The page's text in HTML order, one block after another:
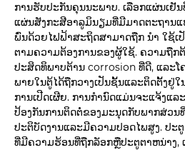
ການຮັບປະກັນຄຸນນະພາບ. ເລືອກແຜ່ນເ
ແຜ່ນສັງກະສີອາລູມິນຽມທີ່ມີມາດຕະຖານແ
ພົ່ນດ້ວຍໄຟຟ້າສະຖິດສາມາດຖືກ ນຳ ໃຊ້ເ
ຕາມຄວາມຕ້ອງການຂອງຜູ້ໃຊ້. ຄວາມຖືກ
ປະສິດທິພາບຕ້ານ corrosion ທີ່ດີ, ແລະໂ
ພາຍໃນຕູ້ໄດ້ຖືກວາງເປັນຊັ້ນແລະຕິດຕັ້ງຢູ່
ການເປີດເຜີຍ. ການກໍານົດແມ່ນຈະແຈ້ງແ
ປ້ອງກັນການຕິດຕໍ່ຂອງມະນຸດກັບພາກສ່ວນ
ປະຕິບັດງານແລະມີຄວາມປອດໄພສູງ. ປະ
ທີ່ມີຄວາມຮ້ອນທີ່ຖືກລັອກຫຼືປະຕູຕາຫນ່າງ,